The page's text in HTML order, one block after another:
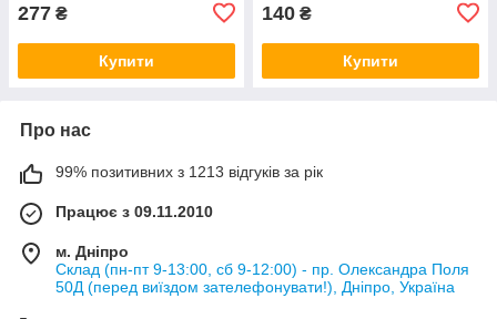
277 ₴
Купити
140 ₴
Купити
Про нас
99% позитивних з 1213 відгуків за рік
Працює з 09.11.2010
м. Дніпро
Склад (пн-пт 9-13:00, сб 9-12:00) - пр. Олександра Поля
50Д (перед виїздом зателефонувати!), Дніпро, Україна